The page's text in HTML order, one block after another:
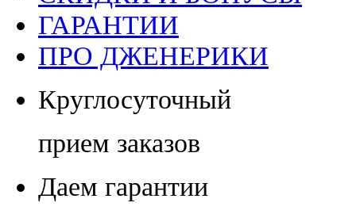
ГАРАНТИИ
ПРО ДЖЕНЕРИКИ
Круглосуточный
прием заказов
Даем гарантии